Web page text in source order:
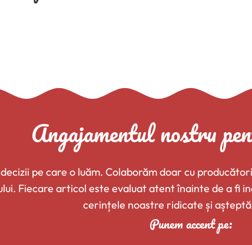
Angajamentul nostru
pe care o luăm. Colaborăm doar cu
Fiecare articol este evaluat atent înainte de a fi
cerințele noastre ridicate și
Punem accent pe: